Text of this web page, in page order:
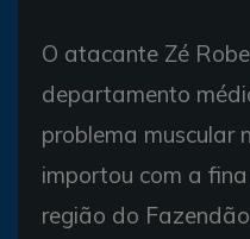
O atacante Zé
departamento
problema muscular
importou com a
região do